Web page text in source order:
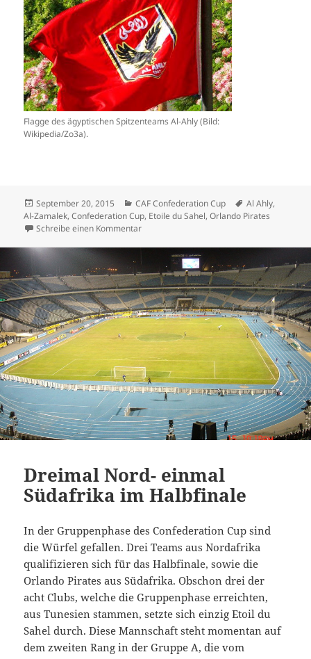
Flagge des ägyptischen Spitzenteams Al-Ahly (Bild:
Wikipedia/Zo3a).
Veröffentlicht
am
September 20, 2015 Kategorien
CAF Confederation Cup Schlagwörter
Al Ahly,
Al-Zamalek,Confederation Cup, Etoile du Sahel,Orlando Pirates
Schreibe einen Kommentarzu Confederation-Cup: Ägypten, Tunesien
Dreimal Nord- einmal
Südafrika im Halbfinale
In der Gruppenphase des Confederation Cup sind
die Würfel gefallen. Drei Teams aus Nordafrika
qualifizieren sich für das Halbfinale, sowie die
Orlando Pirates aus Südafrika. Obschon drei der
acht Clubs, welche die Gruppenphase erreichten,
aus Tunesien stammen, setzte sich einzig Etoil du
Sahel durch. Diese Mannschaft steht momentan auf
dem zweiten Rang in der Gruppe A, die vom